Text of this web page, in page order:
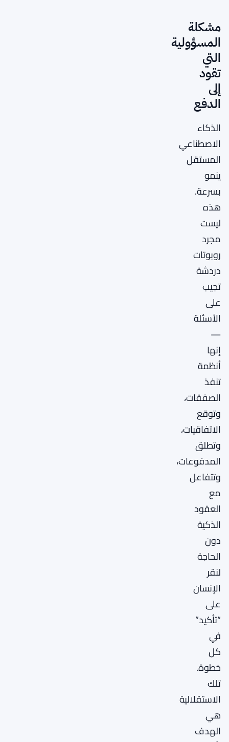
مشكلة
المسؤولية
التي
تقود
إلى
الدفع
الذكاء
الاصطناعي
المستقل
ينمو
بسرعة.
هذه
ليست
مجرد
روبوتات
دردشة
تجيب
على
الأسئلة
—
إنها
أنظمة
تنفذ
الصفقات،
وتوقع
الاتفاقيات،
وتطلق
المدفوعات،
وتتفاعل
مع
العقود
الذكية
دون
الحاجة
لنقر
الإنسان
على
“تأكيد”
في
كل
خطوة.
تلك
الاستقلالية
هي
الهدف